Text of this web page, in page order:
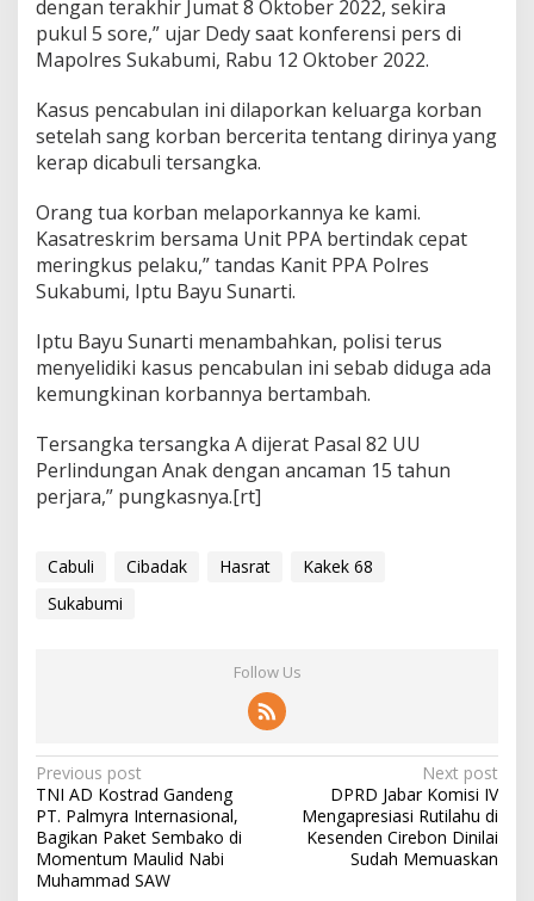
e
n
d
i
d
i
i
a
d
a
S
k
a
u
m
dengan terakhir Jumat 8 Oktober 2022, sekira
pukul 5 sore,” ujar Dedy saat konferensi pers di
Mapolres Sukabumi, Rabu 12 Oktober 2022.
Kasus pencabulan ini dilaporkan keluarga korban
setelah sang korban bercerita tentang dirinya yang
kerap dicabuli tersangka.
Orang tua korban melaporkannya ke kami.
Kasatreskrim bersama Unit PPA bertindak cepat
meringkus pelaku,” tandas Kanit PPA Polres
Sukabumi, Iptu Bayu Sunarti.
Iptu Bayu Sunarti menambahkan, polisi terus
menyelidiki kasus pencabulan ini sebab diduga ada
kemungkinan korbannya bertambah.
Tersangka tersangka A dijerat Pasal 82 UU
Perlindungan Anak dengan ancaman 15 tahun
perjara,” pungkasnya.[rt]
Cabuli Cibadak Hasrat
Kakek 68
Sukabumi
Follow Us
P
o
s
t
Previous post
TNI AD Kostrad Gandeng
PT. Palmyra Internasional,
Bagikan Paket Sembako di
Momentum Maulid Nabi
Muhammad SAW
Next post
DPRD Jabar Komisi IV
Mengapresiasi Rutilahu di
Kesenden Cirebon Dinilai
Sudah Memuaskan